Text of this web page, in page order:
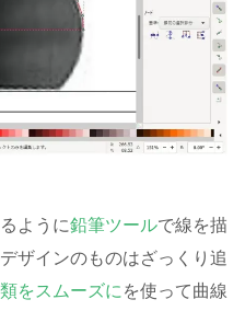
ように鉛筆ツールで線を描
ザインのものはざっくり追
をスムーズに を使って曲線